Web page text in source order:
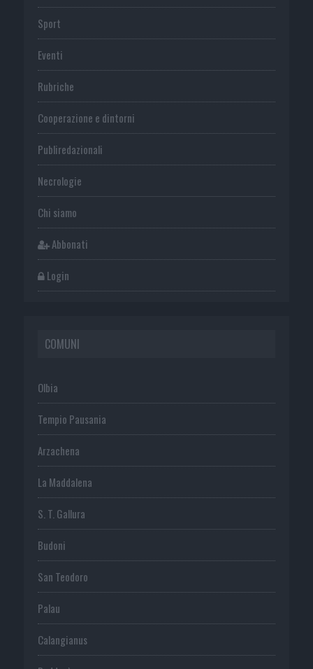
Sport
Eventi
Rubriche
Cooperazione e dintorni
Publiredazionali
Necrologie
Chi siamo
Abbonati
Login
COMUNI
Olbia
Tempio Pausania
Arzachena
La Maddalena
S. T. Gallura
Budoni
San Teodoro
Palau
Calangianus